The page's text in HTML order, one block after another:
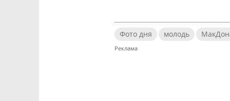
Фото дня молодь